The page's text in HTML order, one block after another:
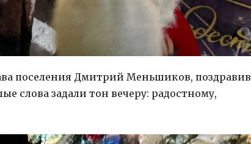
поселения Дмитрий Меньшиков, поздравив
слова задали тон вечеру: радостному,